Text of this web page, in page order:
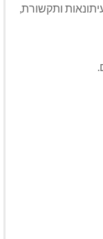
ותקשורת,